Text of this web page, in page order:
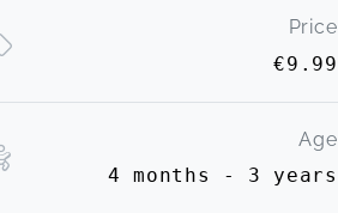
Price
€9.99
Age
4 months - 3 years